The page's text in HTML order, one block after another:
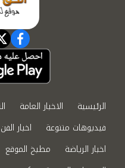
الرئيسية الاخبار العامة
فيديوهات متنوعة
اخبار الفن
اخبار الرياضة
مطبخ الموقع